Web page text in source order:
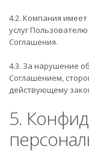
4.2. Компания
услуг
Соглашения.
4.3. За нарушение
Соглашением,
действующему
5.